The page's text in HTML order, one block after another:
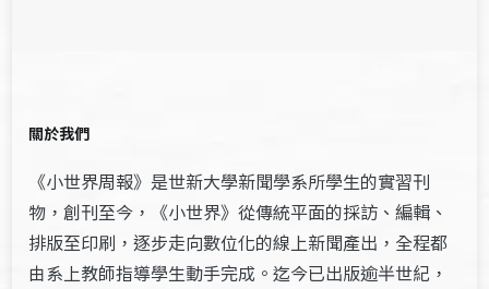
關於我們
《小世界周報》是世新大學新聞學系所學生的實習刊
物，創刊至今，《小世界》從傳統平面的採訪、編輯、
排版至印刷，逐步走向數位化的線上新聞產出，全程都
由系上教師指導學生動手完成。迄今已出版逾半世紀，